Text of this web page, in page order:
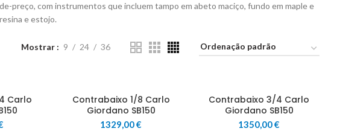
preço, com instrumentos que incluem tampo em abeto maciço, fundo em maple e
e estojo.
Mostrar 9 24 36
Carlo
Contrabaixo 1/8 Carlo
Giordano SB150
1329,00€
Contrabaixo 3/4 Carlo
Giordano SB150
1350,00€